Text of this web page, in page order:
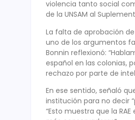
violencia tanto social
de la UNSAM al
La falta de aprobación
uno de los argumentos
Bonnin reflexionó:
español en las colonias,
rechazo por parte de
En ese sentido, señaló
institución para no decir
“Esto muestra que la